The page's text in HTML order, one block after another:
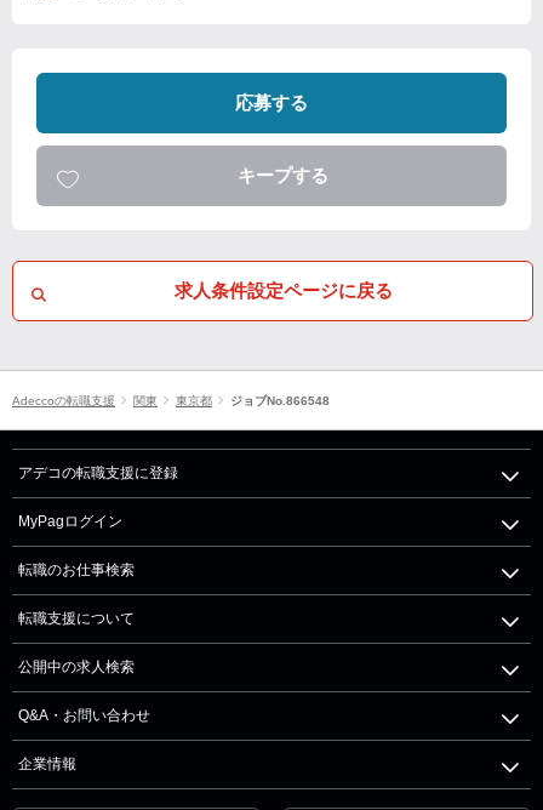
応募する
キープする
求人条件設定ページに戻る
Adeccoの転職支援 関東 東京都 ジョブNo.866548
アデコの転職支援に登録
MyPagログイン
転職のお仕事検索
転職支援について
公開中の求人検索
Q&A・お問い合わせ
企業情報